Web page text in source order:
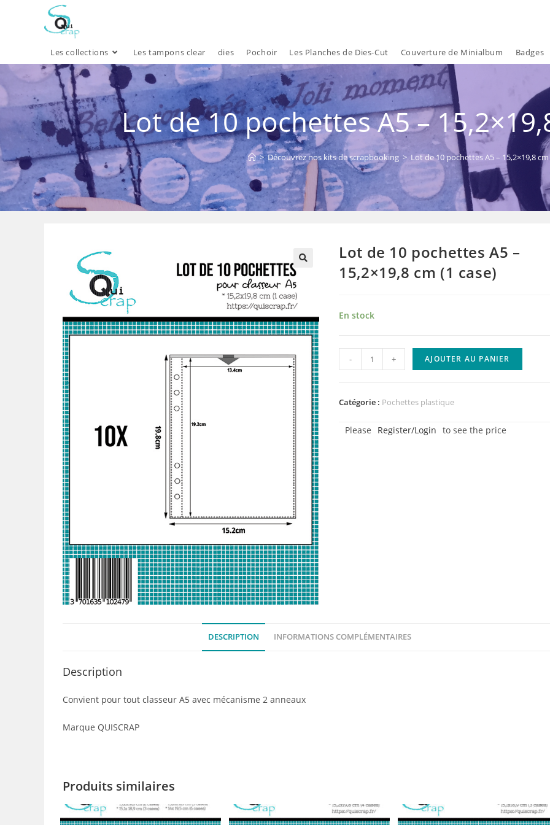
Les collections Les tampons clear dies Pochoir Les Planches de Dies-Cut Couverture de Minialbum Badges
Lot de 10 pochettes A5 –
> Découvrez nos kits de scrapbooking > Lot de 10 pochettes A5 – 15,2×19,8 cm
Lot de 10 pochettes A5 –
15,2×19,8 cm (1 case)
En stock
quantité
de
de
pochettes
- + AJOUTER AU PANIER
Catégorie : Pochettes plastique
Please Register/Login to see the price
DESCRIPTION INFORMATIONS COMPLÉMENTAIRES
Description
Convient pour tout classeur A5 avec mécanisme 2 anneaux
Marque QUISCRAP
Produits similaires